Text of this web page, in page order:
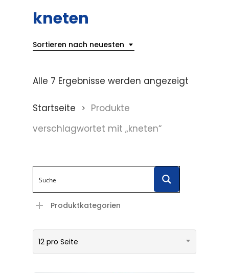
kneten
Sortieren nach neuesten
Alle 7 Ergebnisse werden angezeigt
Startseite
Produkte
verschlagwortet mit „kneten“
Produktkategorien
12 pro Seite